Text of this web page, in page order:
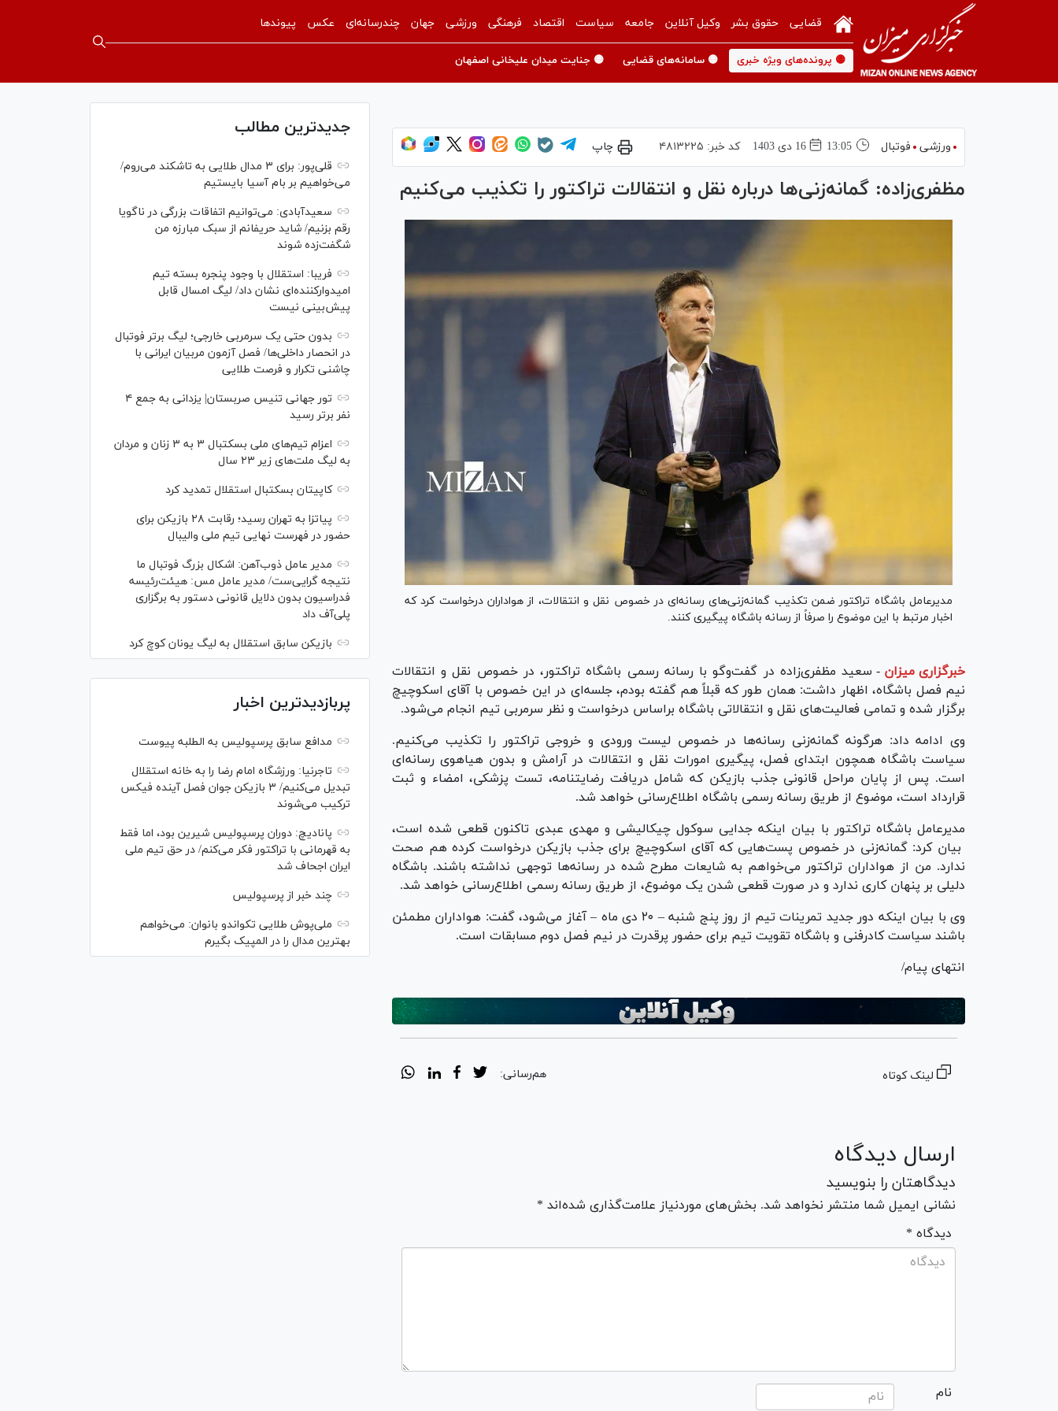
قضایی حقوق بشر وکیل آنلاین جامعه سیاست اقتصاد فرهنگی ورزشی جهان چندرسانه‌ای عکس پیوندها
🟡 پرونده‌های ویژه خبری 🟡 سامانه‌های قضایی 🟡 جنایت میدان علیخانی اصفهان
ورزشی فوتبال 13:05 16 دی 1403 کد خبر: ۴۸۱۳۲۲۵ چاپ
مظفری‌زاده: گمانه‌زنی‌ها درباره نقل و انتقالات تراکتور را تکذیب می‌کنیم
مدیرعامل باشگاه تراکتور ضمن تکذیب گمانه‌زنی‌های رسانه‌‌ای در خصوص نقل و انتقالات، از هواداران درخواست کرد که
اخبار مرتبط با این موضوع را صرفاً از رسانه باشگاه پیگیری کنند.
خبرگزاری میزان - سعید مظفری‌زاده در گفت‌وگو با رسانه رسمی باشگاه تراکتور، در خصوص نقل و انتقالات
نیم فصل باشگاه، اظهار داشت: همان طور که قبلاً هم گفته بودم، جلسه‌ای در این خصوص با آقای اسکوچیچ
برگزار شده و تمامی فعالیت‌های نقل و انتقالاتی باشگاه براساس درخواست و نظر سرمربی تیم انجام می‌شود.
وی ادامه داد: هرگونه گمانه‌زنی رسانه‌ها در خصوص لیست ورودی و خروجی تراکتور را تکذیب می‌کنیم.
سیاست باشگاه همچون ابتدای فصل، پیگیری امورات نقل و انتقالات در آرامش و بدون هیاهوی رسانه‌ای
است. پس از پایان مراحل قانونی جذب بازیکن که شامل دریافت رضایتنامه، تست پزشکی، امضاء و ثبت
قرارداد است، موضوع از طریق رسانه رسمی باشگاه اطلاع‌رسانی خواهد شد.
مدیرعامل باشگاه تراکتور با بیان اینکه جدایی سوکول چیکالیشی و مهدی عبدی تاکنون قطعی شده است،
بیان کرد: گمانه‌زنی در خصوص پست‌هایی که آقای اسکوچیچ برای جذب بازیکن درخواست کرده هم صحت
ندارد. من از هواداران تراکتور می‌خواهم به شایعات مطرح شده در رسانه‌ها توجهی نداشته باشند. باشگاه
دلیلی بر پنهان کاری ندارد و در صورت قطعی شدن یک موضوع، از طریق رسانه رسمی اطلاع‌رسانی خواهد شد.
وی با بیان اینکه دور جدید تمرینات تیم از روز پنج شنبه – ۲۰ دی ماه – آغاز می‌شود، گفت: هواداران مطمئن
باشند سیاست کادرفنی و باشگاه تقویت تیم برای حضور پرقدرت در نیم فصل دوم مسابقات است.
انتهای پیام/
لینک کوتاه هم‌رسانی:
ارسال دیدگاه
دیدگاهتان را بنویسید
نشانی ایمیل شما منتشر نخواهد شد. بخش‌های موردنیاز علامت‌گذاری شده‌اند *
* دیدگاه
نام
جدیدترین مطالب
قلی‌پور: برای ۳ مدال طلایی به تاشکند می‌روم/
می‌خواهیم بر بام آسیا بایستیم
سعیدآبادی: می‌توانیم اتفاقات بزرگی در ناگویا
رقم بزنیم/ شاید حریفانم از سبک مبارزه من
شگفت‌زده شوند
فریبا: استقلال با وجود پنجره بسته تیم
امیدوارکننده‌ای نشان داد/ لیگ امسال قابل
پیش‌بینی نیست
بدون حتی یک سرمربی خارجی؛ لیگ برتر فوتبال
در انحصار داخلی‌ها/ فصل آزمون مربیان ایرانی با
چاشنی تکرار و فرصت طلایی
تور جهانی تنیس صربستان| یزدانی به جمع ۴
نفر برتر رسید
اعزام تیم‌های ملی بسکتبال ۳ به ۳ زنان و مردان
به لیگ ملت‌های زیر ۲۳ سال
کاپیتان بسکتبال استقلال تمدید کرد
پیاتزا به تهران رسید؛ رقابت ۲۸ بازیکن برای
حضور در فهرست نهایی تیم ملی والیبال
مدیر عامل ذوب‌آهن: اشکال بزرگ فوتبال ما
نتیجه گرایی‌ست/ مدیر عامل مس: هیئت‌رئیسه
فدراسیون بدون دلایل قانونی دستور به برگزاری
پلی‌آف داد
بازیکن سابق استقلال به لیگ یونان کوچ کرد
پربازدیدترین اخبار
مدافع سابق پرسپولیس به الطلبه پیوست
تاجرنیا: ورزشگاه امام رضا را به خانه استقلال
تبدیل می‌کنیم/ ۳ بازیکن جوان فصل آینده فیکس
ترکیب می‌شوند
پانادیچ: دوران پرسپولیس شیرین بود، اما فقط
به قهرمانی با تراکتور فکر می‌کنم/ در حق تیم ملی
ایران اجحاف شد
چند خبر از پرسپولیس
ملی‌پوش‌ طلایی تکواندو بانوان: می‌خواهم
بهترین مدال را در المپیک بگیرم